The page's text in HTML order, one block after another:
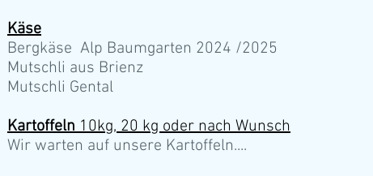
Käse
Bergkäse Alp Baumgarten 2024 /2025
Mutschli aus Brienz
Mutschli Gental
Kartoffeln​ 10kg, 20 kg oder nach Wunsch
Wir warten auf unsere Kartoffeln....